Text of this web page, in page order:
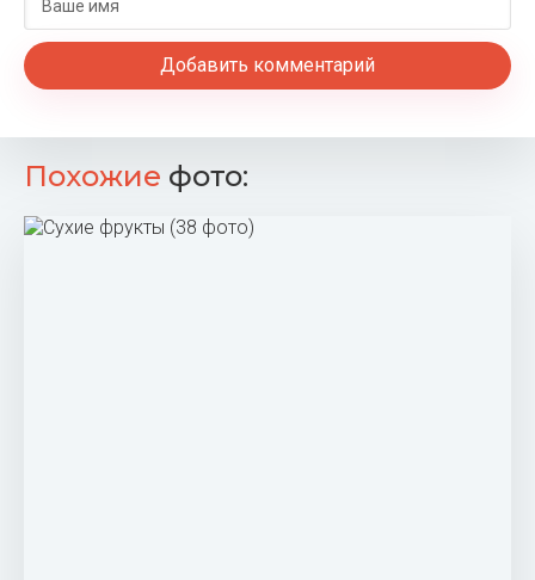
Добавить комментарий
Похожие фото: